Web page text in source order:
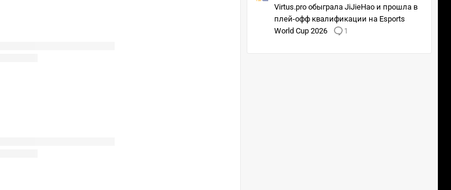
Virtus.pro обыграла JiJieHao и прошла в
плей-офф квалификации на Esports
World Cup 2026
1